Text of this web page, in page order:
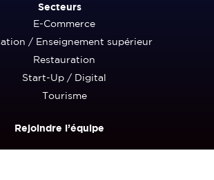
Secteurs
E-Commerce
/ Enseignement supérieur
Restauration
Start-Up / Digital
Tourisme
Rejoindre l’équipe